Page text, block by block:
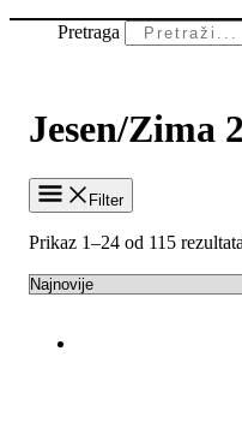
Pretraga
Jesen/Zima
Filter
Prikaz 1–24 od 115 rezultata